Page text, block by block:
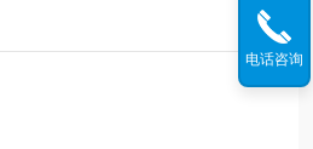
燥，凝胶干燥等抽速10-60 L/min, 全
电话咨询